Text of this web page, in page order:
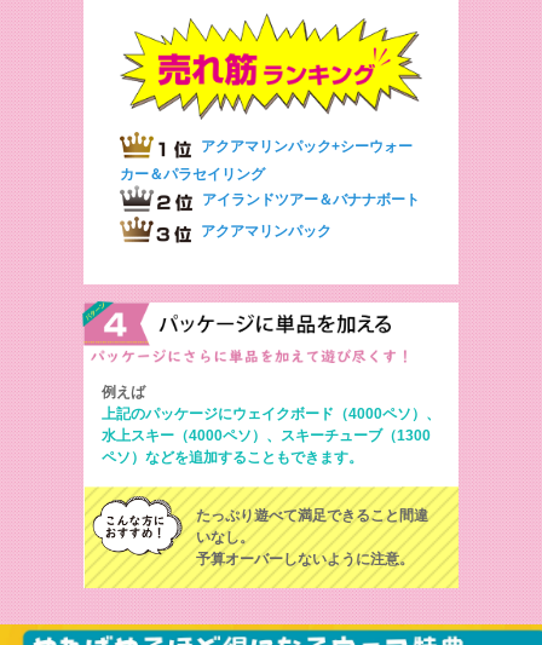
アクアマリンパック+シーウォー
カー＆パラセイリング
アイランドツアー＆バナナボート
アクアマリンパック
例えば
上記のパッケージにウェイクボード（4000ペソ）、
水上スキー（4000ペソ）、スキーチューブ（1300
ペソ）などを追加することもできます。
たっぷり遊べて満足できること間違
いなし。
予算オーバーしないように注意。